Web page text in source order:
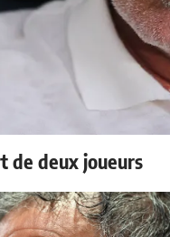
de deux joueurs